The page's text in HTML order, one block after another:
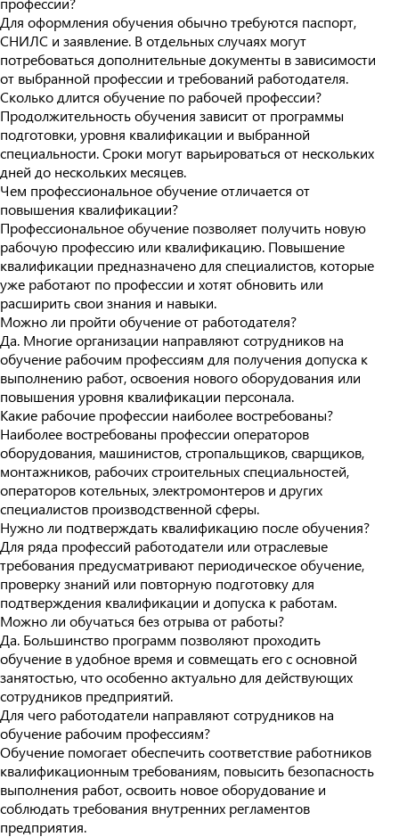
Для оформления обучения обычно требуются паспорт,
СНИЛС и заявление. В отдельных случаях могут
потребоваться дополнительные документы в зависимости
от выбранной профессии и требований работодателя.
Сколько длится обучение по рабочей профессии?
Продолжительность обучения зависит от программы
подготовки, уровня квалификации и выбранной
специальности. Сроки могут варьироваться от нескольких
дней до нескольких месяцев.
Чем профессиональное обучение отличается от
повышения квалификации?
Профессиональное обучение позволяет получить новую
рабочую профессию или квалификацию. Повышение
квалификации предназначено для специалистов, которые
уже работают по профессии и хотят обновить или
расширить свои знания и навыки.
Можно ли пройти обучение от работодателя?
Да. Многие организации направляют сотрудников на
обучение рабочим профессиям для получения допуска к
выполнению работ, освоения нового оборудования или
повышения уровня квалификации персонала.
Какие рабочие профессии наиболее востребованы?
Наиболее востребованы профессии операторов
оборудования, машинистов, стропальщиков, сварщиков,
монтажников, рабочих строительных специальностей,
операторов котельных, электромонтеров и других
специалистов производственной сферы.
Нужно ли подтверждать квалификацию после обучения?
Для ряда профессий работодатели или отраслевые
требования предусматривают периодическое обучение,
проверку знаний или повторную подготовку для
подтверждения квалификации и допуска к работам.
Можно ли обучаться без отрыва от работы?
Да. Большинство программ позволяют проходить
обучение в удобное время и совмещать его с основной
занятостью, что особенно актуально для действующих
сотрудников предприятий.
Для чего работодатели направляют сотрудников на
обучение рабочим профессиям?
Обучение помогает обеспечить соответствие работников
квалификационным требованиям, повысить безопасность
выполнения работ, освоить новое оборудование и
соблюдать требования внутренних регламентов
предприятия.